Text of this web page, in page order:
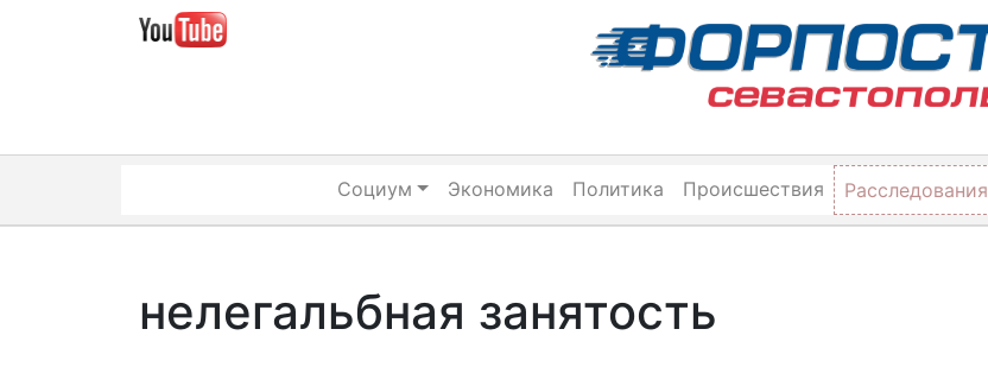
Социум Экономика Политика Происшествия Расследования
нелегальбная занятость